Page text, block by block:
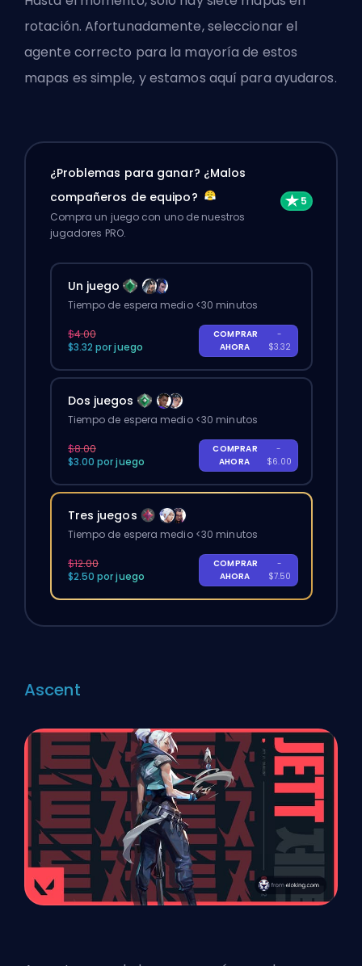
rotación. Afortunadamente, seleccionar el
agente correcto para la mayoría de estos
mapas es simple, y estamos aquí para ayudaros.
¿Problemas para ganar? ¿Malos
compañeros de equipo?
Compra un juego con uno de nuestros
jugadores PRO.
Un juego
Tiempo de espera medio <30 minutos
$4.00
$3.32 por juego
COMPRAR
AHORA
-
$3.32
Dos juegos
Tiempo de espera medio <30 minutos
$8.00
$3.00 por juego
COMPRAR
AHORA
-
$6.00
Tres juegos
Tiempo de espera medio <30 minutos
$12.00
$2.50 por juego
COMPRAR
AHORA
-
$7.50
Ascent